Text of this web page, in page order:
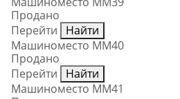
Продано
Перейти
Найти
Машиноместо ММ40
Продано
Перейти
Найти
Машиноместо ММ41